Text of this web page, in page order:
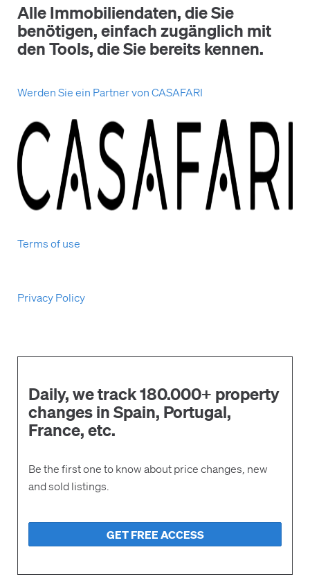
Alle Immobiliendaten, die Sie
benötigen, einfach zugänglich mit
den Tools, die Sie bereits kennen.
Werden Sie ein Partner von CASAFARI
Terms of use
Privacy Policy
Daily, we track 180.000+ property
changes in Spain, Portugal,
France, etc.
Be the first one to know about price changes, new
and sold listings.
GET FREE ACCESS